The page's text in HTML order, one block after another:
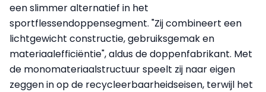
een slimmer alternatief in het
sportflessendoppensegment. "Zij combineert een
lichtgewicht constructie, gebruiksgemak en
materiaalefficiëntie", aldus de doppenfabrikant. Met
de monomateriaalstructuur speelt zij naar eigen
zeggen in op de recycleerbaarheidseisen, terwijl het